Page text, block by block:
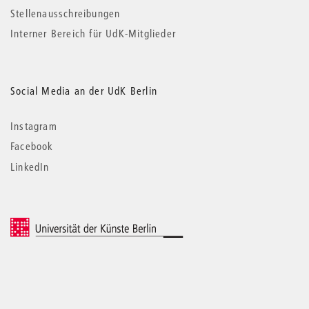
Stellenausschreibungen
Interner Bereich für UdK-Mitglieder
Social Media an der UdK Berlin
Instagram
Facebook
LinkedIn
© 2026 Universität der Künste Berlin